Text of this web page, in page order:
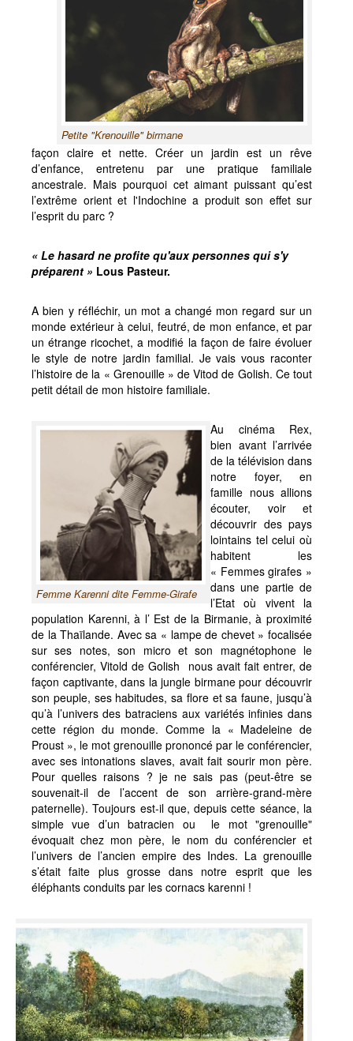
Créations 2023 aux Jardins du Loriot
Les Univers
Un jardin naturel anglo-chinois
Autour du Pont Moulin-Joly
Fleurs au fil des saisons
Parcours ludiques
Jeu avec la Princesse
Circuit des explorateurs
Paradis des peintres
Petite "Krenouille" birmane
façon claire et nette. Créer un jardin est un rêve
d’enfance, entretenu par une pratique familiale
ancestrale. Mais pourquoi cet aimant puissant qu’est
l’extrême orient et l'Indochine a produit son effet sur
l’esprit du parc ?
« Le hasard ne profite qu'aux personnes qui s'y
préparent » Lous Pasteur.
A bien y réfléchir, un mot a changé mon regard sur un
monde extérieur à celui, feutré, de mon enfance, et par
un étrange ricochet, a modifié la façon de faire évoluer
le style de notre jardin familial. Je vais vous raconter
l’histoire de la « Grenouille » de Vitod de Golish. Ce tout
petit détail de mon histoire familiale.
Femme Karenni dite Femme-Girafe
Au cinéma Rex,
bien avant l’arrivée
de la télévision dans
notre foyer, en
famille nous allions
écouter, voir et
découvrir des pays
lointains tel celui où
habitent les
« Femmes girafes »
dans une partie de
l’Etat où vivent la
population Karenni, à l’ Est de la Birmanie, à proximité
de la Thaïlande. Avec sa « lampe de chevet » focalisée
sur ses notes, son micro et son magnétophone le
conférencier, Vitold de Golish nous avait fait entrer, de
façon captivante, dans la jungle birmane pour découvrir
son peuple, ses habitudes, sa flore et sa faune, jusqu’à
qu’à l’univers des batraciens aux variétés infinies dans
cette région du monde. Comme la « Madeleine de
Proust », le mot grenouille prononcé par le conférencier,
avec ses intonations slaves, avait fait sourir mon père.
Pour quelles raisons ? je ne sais pas (peut-être se
souvenait-il de l’accent de son arrière-grand-mère
paternelle). Toujours est-il que, depuis cette séance, la
simple vue d’un batracien ou le mot "grenouille"
évoquait chez mon père, le nom du conférencier et
l’univers de l’ancien empire des Indes. La grenouille
s’était faite plus grosse dans notre esprit que les
éléphants conduits par les cornacs karenni !